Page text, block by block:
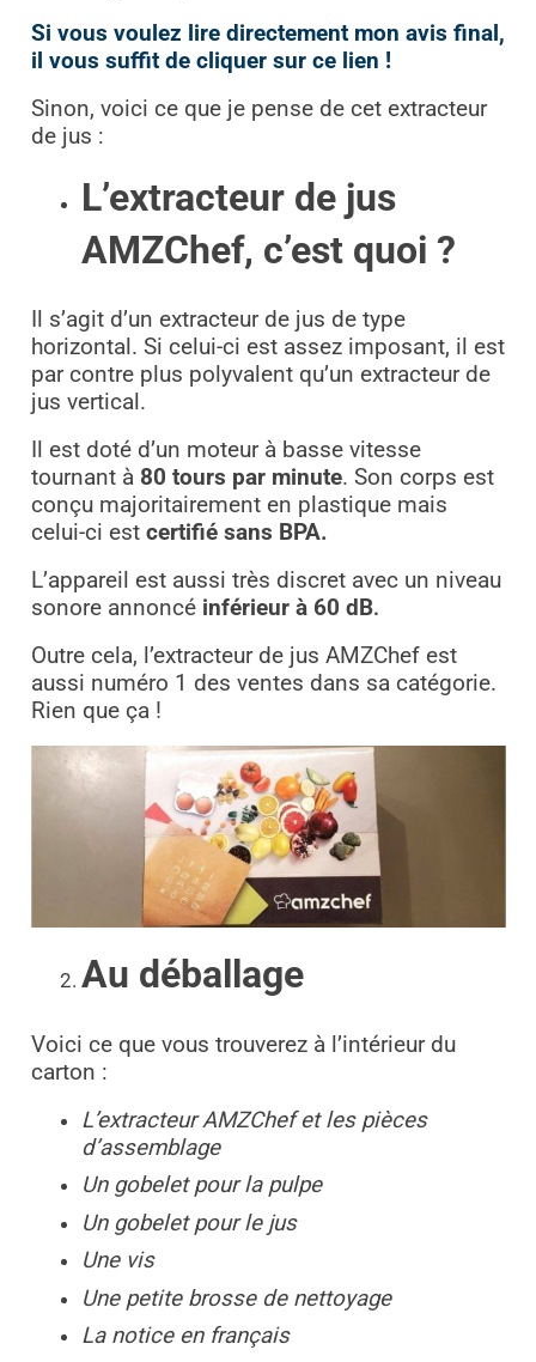
Si vous voulez lire directement mon avis final,
il vous suffit de cliquer sur ce lien !
Sinon, voici ce que je pense de cet extracteur
de jus :
L’extracteur de jus
AMZChef, c’est quoi ?
Il s’agit d’un extracteur de jus de type
horizontal. Si celui-ci est assez imposant, il est
par contre plus polyvalent qu’un extracteur de
jus vertical.
Il est doté d’un moteur à basse vitesse
tournant à 80 tours par minute. Son corps est
conçu majoritairement en plastique mais
celui-ci est certifié sans BPA.
L’appareil est aussi très discret avec un niveau
sonore annoncé inférieur à 60 dB.
Outre cela, l’extracteur de jus AMZChef est
aussi numéro 1 des ventes dans sa catégorie.
Rien que ça !
Au déballage
Voici ce que vous trouverez à l’intérieur du
carton :
L’extracteur AMZChef et les pièces
d’assemblage
Un gobelet pour la pulpe
Un gobelet pour le jus
Une vis
Une petite brosse de nettoyage
La notice en français